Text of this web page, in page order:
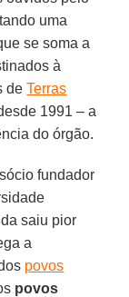
uma
se soma a
à
deTerras
1991 – a
do órgão.
fundador
saiu pior
a
povos
povos